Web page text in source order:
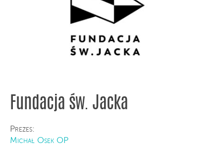
Fundacja św. Jacka
Prezes:
Michał Osek OP